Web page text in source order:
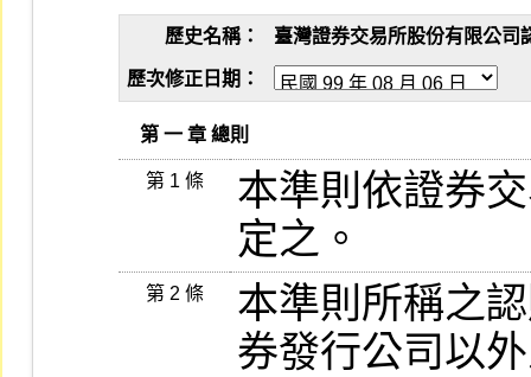
歷史名稱： 臺灣證券交易所股份有限公司
歷次修正日期：
   第 一 章 總則
第 1 條
本準則依證券
定之。
第 2 條
本準則所稱之
券發行公司以